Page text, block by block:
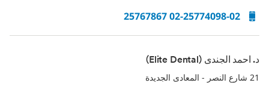
02-25774098-02 25767867
د. احمد الجندى (Elite Dental)
21 شارع النصر - المعادى الجديدة